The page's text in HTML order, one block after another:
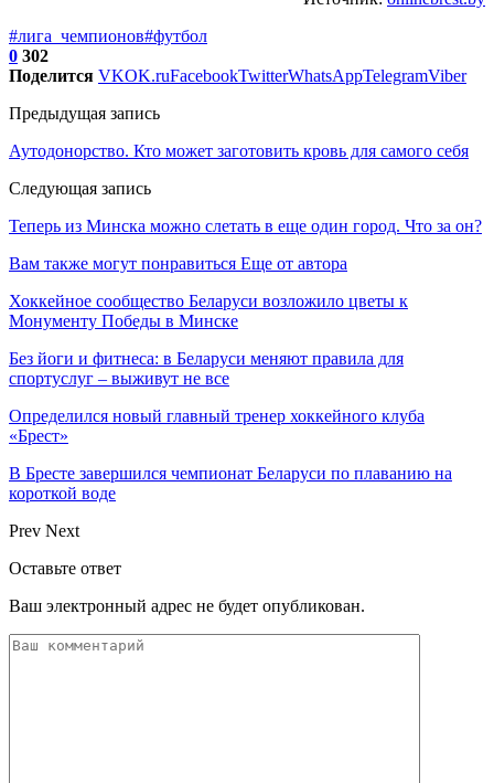
#лига_чемпионов#футбол
0 302
Поделится VKOK.ruFacebookTwitterWhatsAppTelegramViber
Предыдущая запись
Аутодонорство. Кто может заготовить кровь для самого себя
Следующая запись
Теперь из Минска можно слетать в еще один город. Что за он?
Вам также могут понравиться Еще от автора
Хоккейное сообщество Беларуси возложило цветы к
Монументу Победы в Минске
Без йоги и фитнеса: в Беларуси меняют правила для
спортуслуг – выживут не все
Определился новый главный тренер хоккейного клуба
«Брест»
В Бресте завершился чемпионат Беларуси по плаванию на
короткой воде
Prev Next
Оставьте ответ
Ваш электронный адрес не будет опубликован.